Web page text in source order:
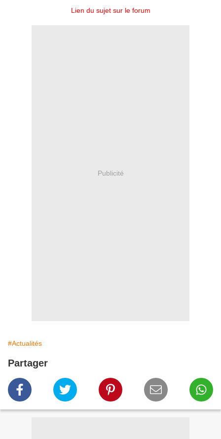
Lien du sujet sur le forum
Publicité
#Actualités
Partager